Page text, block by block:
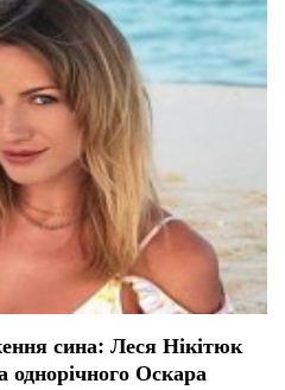
сина: Леся Нікітюк
однорічного Оскара